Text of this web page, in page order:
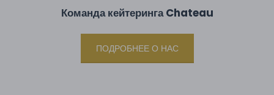
Команда кейтеринга Chateau
ПОДРОБНЕЕ О НАС